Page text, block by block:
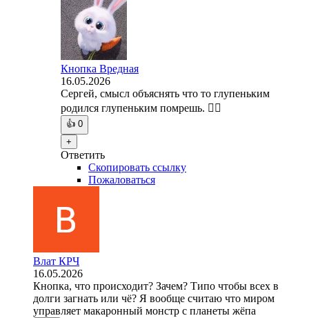
Кнопка Вредная
16.05.2026
Сергей, смысл объяснять что то глупеньким
родился глупеньким помрешь. 🤷‍♀️
👍 0
+
Ответить
Скопировать ссылку
Пожаловаться
Влат КРЧ
16.05.2026
Кнопка, что происходит? Зачем? Типо чтобы всех в
долги загнать или чё? Я вообще считаю что миром
управляет макаронный монстр с планеты жёпа